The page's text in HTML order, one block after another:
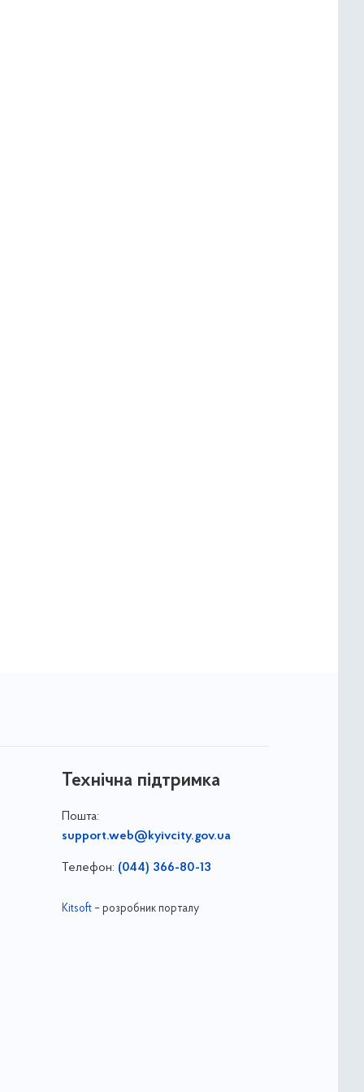
Технічна підтримка
Пошта:
support.web@kyivcity.gov.ua
Телефон: (044) 366-80-13
Kitsoft– розробник порталу